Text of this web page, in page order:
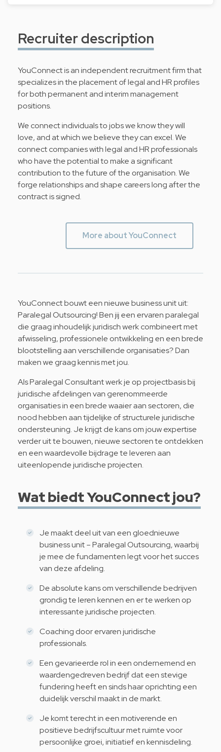
Recruiter description
YouConnect is an independent recruitment firm that
specializes in the placement of legal and HR profiles
for both permanent and interim management
positions.
We connect individuals to jobs we know they will
love, and at which we believe they can excel. We
connect companies with legal and HR professionals
who have the potential to make a significant
contribution to the future of the organisation. We
forge relationships and shape careers long after the
contract is signed.
More about YouConnect
YouConnect bouwt een nieuwe business unit uit:
Paralegal Outsourcing! Ben jij een ervaren paralegal
die graag inhoudelijk juridisch werk combineert met
afwisseling, professionele ontwikkeling en een brede
blootstelling aan verschillende organisaties? Dan
maken we graag kennis met jou.
Als Paralegal Consultant werk je op projectbasis bij
juridische afdelingen van gerenommeerde
organisaties in een brede waaier aan sectoren, die
nood hebben aan tijdelijke of structurele juridische
ondersteuning. Je krijgt de kans om jouw expertise
verder uit te bouwen, nieuwe sectoren te ontdekken
en een waardevolle bijdrage te leveren aan
uiteenlopende juridische projecten.
Wat biedt YouConnect jou?
Je maakt deel uit van een gloednieuwe
business unit – Paralegal Outsourcing, waarbij
je mee de fundamenten legt voor het succes
van deze afdeling.
De absolute kans om verschillende bedrijven
grondig te leren kennen en er te werken op
interessante juridische projecten.
Coaching door ervaren juridische
professionals.
Een gevarieerde rol in een ondernemend en
waardengedreven bedrijf dat een stevige
fundering heeft en sinds haar oprichting een
duidelijk verschil maakt in de markt.
Je komt terecht in een motiverende en
positieve bedrijfscultuur met ruimte voor
persoonlijke groei, initiatief en kennisdeling.